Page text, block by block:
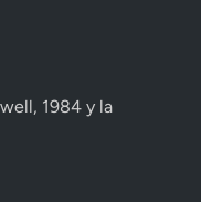
1984 y la